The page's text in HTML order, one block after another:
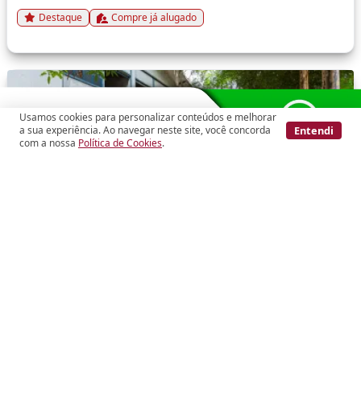
Usamos cookies para personalizar conteúdos e melhorar
a sua experiência. Ao navegar neste site, você concorda
com a nossa Política de Cookies.
Entendi
Destaque Compre já alugado